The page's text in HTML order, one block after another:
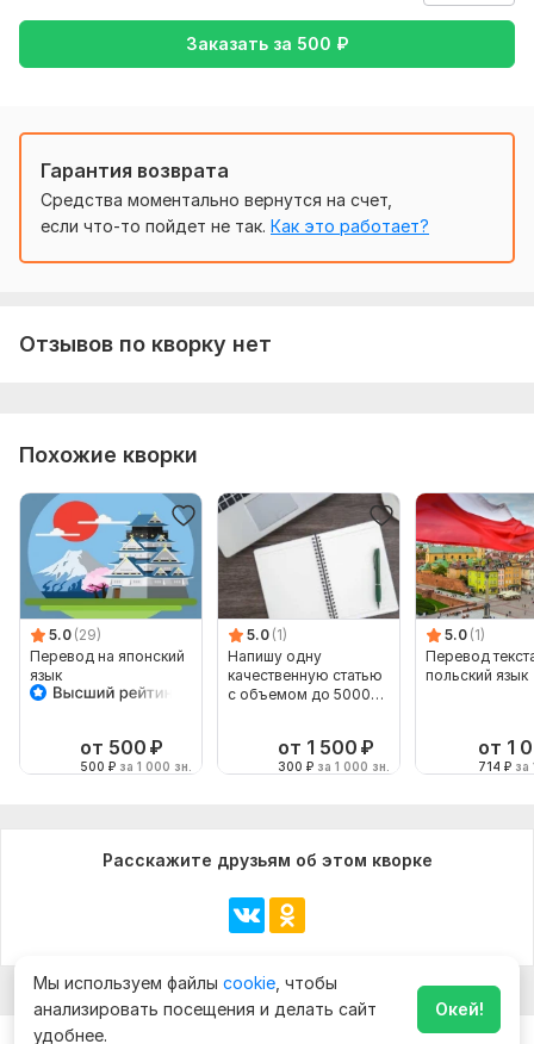
... ... ... ... ... ... ... ... ... ... ... ... ... ... ... ... ... ... ... ... ... ...
Авто и мото,Отдых и развлечения,
Объем услуги в кворке:
Заказать за 500 ₽
Гарантия возврата
Средства моментально вернутся на счет,
если что-то пойдет не так. Как это работает?
Отзывов по кворку нет
Похожие кворки
5.0 (29)
Перевод на японский
язык
от 500 ₽
500 ₽ за 1 000 зн.
5.0 (1)
Напишу одну
качественную статью
с объемом до 5000
от 1 500 ₽
300 ₽ за 1 000 зн.
5.0 (1)
Перевод
польский язык
от 1
714 ₽ за
Расскажите друзьям об этом кворке
Мы используем файлы cookie , чтобы
анализировать посещения и делать сайт
удобнее.
Окей!